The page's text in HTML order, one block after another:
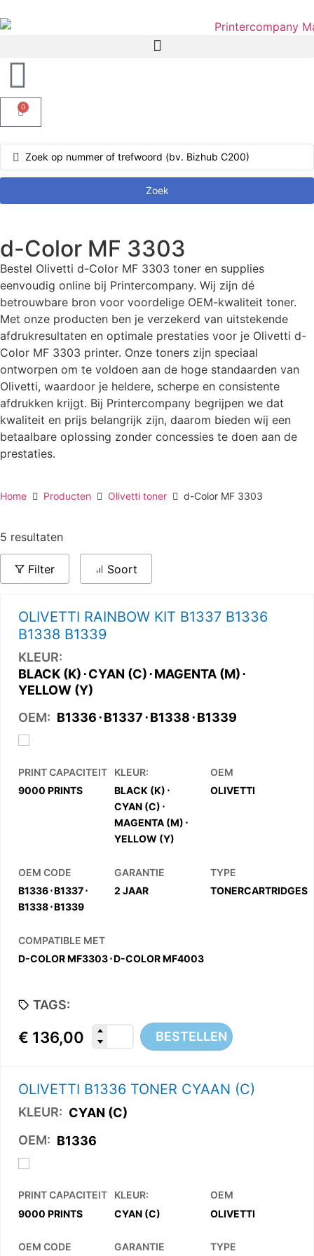
0
Zoek
d-Color MF 3303
Bestel Olivetti d-Color MF 3303 toner en supplies
eenvoudig online bij Printercompany. Wij zijn dé
betrouwbare bron voor voordelige OEM-kwaliteit toner.
Met onze producten ben je verzekerd van uitstekende
afdrukresultaten en optimale prestaties voor je Olivetti d-
Color MF 3303 printer. Onze toners zijn speciaal
ontworpen om te voldoen aan de hoge standaarden van
Olivetti, waardoor je heldere, scherpe en consistente
afdrukken krijgt. Bij Printercompany begrijpen we dat
kwaliteit en prijs belangrijk zijn, daarom bieden wij een
betaalbare oplossing zonder concessies te doen aan de
prestaties.
Home Producten Olivetti toner d-Color MF 3303
5 resultaten
Filter Soort
OLIVETTI RAINBOW KIT B1337 B1336
B1338 B1339
KLEUR:
BLACK (K) ⋅CYAN (C) ⋅MAGENTA (M) ⋅
YELLOW (Y)
OEM: B1336 ⋅B1337 ⋅B1338 ⋅B1339
PRINT CAPACITEIT
9000 PRINTS
KLEUR:
BLACK (K) ⋅
CYAN (C) ⋅
MAGENTA (M) ⋅
YELLOW (Y)
OEM
OLIVETTI
OEM CODE
B1336⋅B1337⋅
B1338⋅B1339
GARANTIE
2 JAAR
TYPE
TONERCARTRIDGES
COMPATIBLE MET
D-COLOR MF3303⋅D-COLOR MF4003
TAGS:
€ 136,00 BESTELLEN
OLIVETTI B1336 TONER CYAAN (C)
KLEUR: CYAN (C)
OEM: B1336
PRINT CAPACITEIT
9000 PRINTS
KLEUR:
CYAN (C)
OEM
OLIVETTI
OEM CODE GARANTIE TYPE